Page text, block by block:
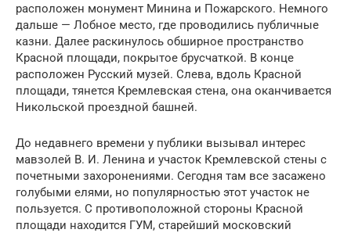
расположен монумент Минина и Пожарского. Немного
дальше — Лобное место, где проводились публичные
казни. Далее раскинулось обширное пространство
Красной площади, покрытое брусчаткой. В конце
расположен Русский музей. Слева, вдоль Красной
площади, тянется Кремлевская стена, она оканчивается
Никольской проездной башней.
До недавнего времени у публики вызывал интерес
мавзолей В. И. Ленина и участок Кремлевской стены с
почетными захоронениями. Сегодня там все засажено
голубыми елями, но популярностью этот участок не
пользуется. С противоположной стороны Красной
площади находится ГУМ, старейший московский